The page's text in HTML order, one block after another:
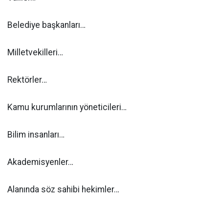
Belediye başkanları…
Milletvekilleri…
Rektörler…
Kamu kurumlarının yöneticileri…
Bilim insanları…
Akademisyenler…
Alanında söz sahibi hekimler…